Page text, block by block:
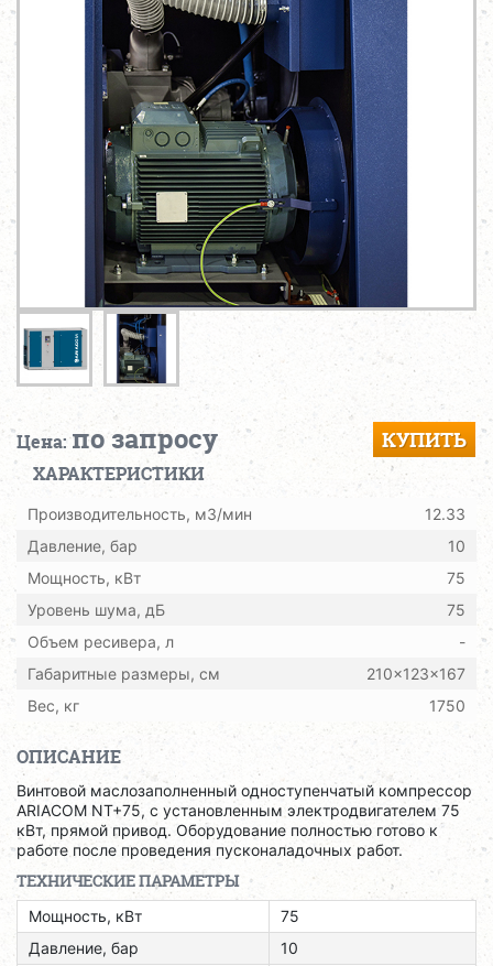
Цена:по запросу КУПИТЬ
ХАРАКТЕРИСТИКИ
Производительность, м3/мин
12.33
Давление, бар
10
Мощность, кВт
75
Уровень шума, дБ
75
Объем ресивера, л
-
Габаритные размеры, см
210x123x167
Вес, кг
1750
ОПИСАНИЕ
Винтовой маслозаполненный одноступенчатый компрессор
ARIACOM NT+75, с установленным электродвигателем 75
кВт, прямой привод. Оборудование полностью готово к
работе после проведения пусконаладочных работ.
ТЕХНИЧЕСКИЕ ПАРАМЕТРЫ
Мощность, кВт
75
Давление, бар
10